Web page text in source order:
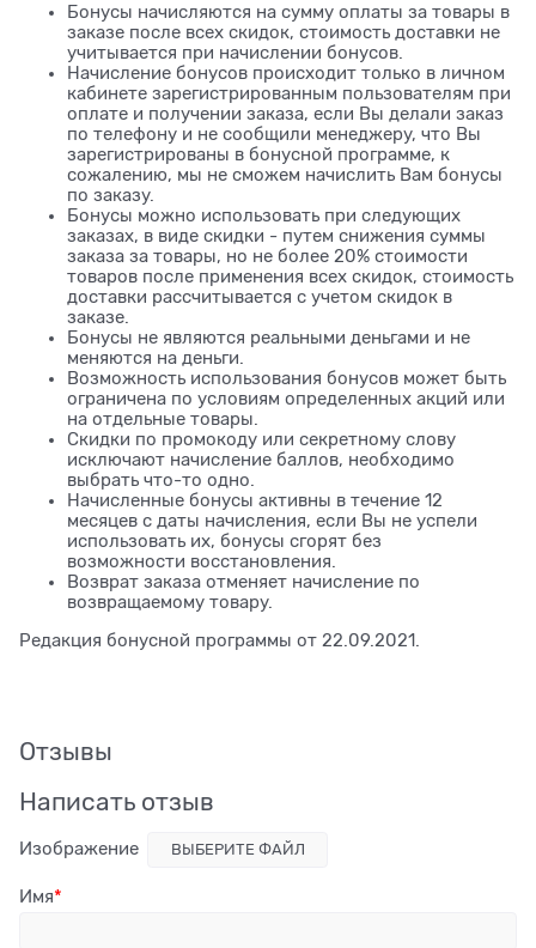
Бонусы начисляются на сумму оплаты за товары в
заказе после всех скидок, стоимость доставки не
учитывается при начислении бонусов.
Начисление бонусов происходит только в личном
кабинете зарегистрированным пользователям при
оплате и получении заказа, если Вы делали заказ
по телефону и не сообщили менеджеру, что Вы
зарегистрированы в бонусной программе, к
сожалению, мы не сможем начислить Вам бонусы
по заказу.
Бонусы можно использовать при следующих
заказах, в виде скидки - путем снижения суммы
заказа за товары, но не более 20% стоимости
товаров после применения всех скидок, стоимость
доставки рассчитывается с учетом скидок в
заказе.
Бонусы не являются реальными деньгами и не
меняются на деньги.
Возможность использования бонусов может быть
ограничена по условиям определенных акций или
на отдельные товары.
Скидки по промокоду или секретному слову
исключают начисление баллов, необходимо
выбрать что-то одно.
Начисленные бонусы активны в течение 12
месяцев с даты начисления, если Вы не успели
использовать их, бонусы сгорят без
возможности восстановления.
Возврат заказа отменяет начисление по
возвращаемому товару.
Редакция бонусной программы от 22.09.2021.
Отзывы
Написать отзыв
Изображение ВЫБЕРИТЕ ФАЙЛ
Имя